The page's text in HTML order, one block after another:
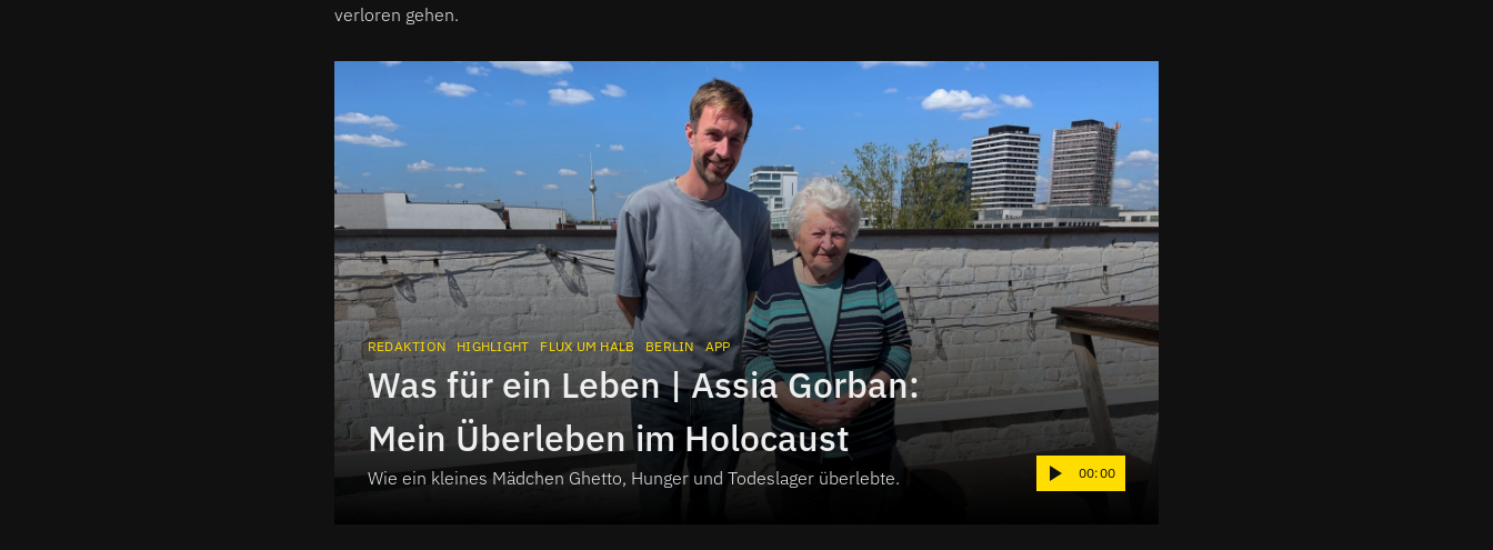
verloren gehen.
REDAKTION HIGHLIGHT FLUX UM HALB BERLIN APP
Was für ein Leben | Assia Gorban:
Mein Überleben im Holocaust
Wie ein kleines Mädchen Ghetto, Hunger und Todeslager überlebte. 00:00